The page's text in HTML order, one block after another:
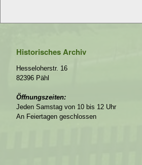
Historisches Archiv
Hesseloherstr. 16
82396 Pähl
Öffnungszeiten:
Jeden Samstag von 10 bis 12 Uhr
An Feiertagen geschlossen